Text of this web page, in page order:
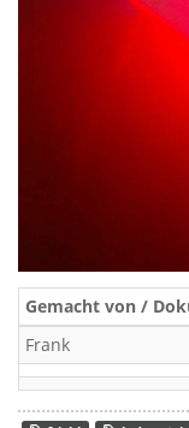
Gemacht von /
Frank